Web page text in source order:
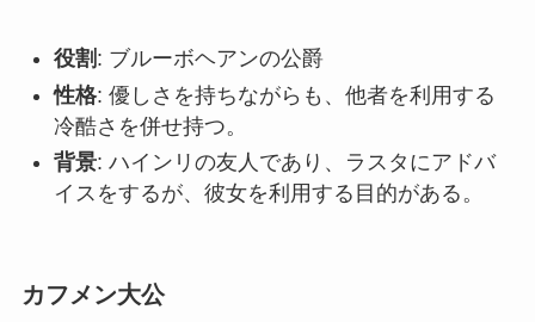
役割 : ブルーボヘアンの公爵
性格: 優しさを持ちながらも、他者を利用する
冷酷さを併せ持つ。
背景: ハインリの友人であり、ラスタにアドバ
イスをするが、彼女を利用する目的がある。
カフメン大公